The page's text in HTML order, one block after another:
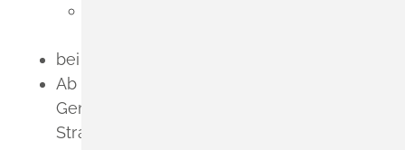
bei Gemeindestraßen: die Gemeinde
Ab einer gewissen Größe können die
Gemeinden auch Träger der
Straßenbaulast von Bundes-, Landes-